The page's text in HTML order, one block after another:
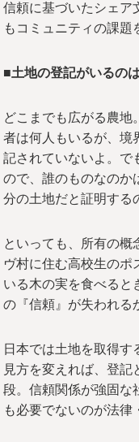
信頼に基づいたシェア
もコミュニティの課題
■土地の登記がいるの
どこまでも広がる農地
者は何人もいるが、境
記されていないよ。で
ので、誰のものなのか
分の土地だと証明する
といっても、所有の概
ヴ村に住む高校生のポ
いる木の実を食べると
の『信頼』が失われる
日本では土地を取得
見方を変えれば、登
段。信頼関係が強固な
も必要でないのが法律